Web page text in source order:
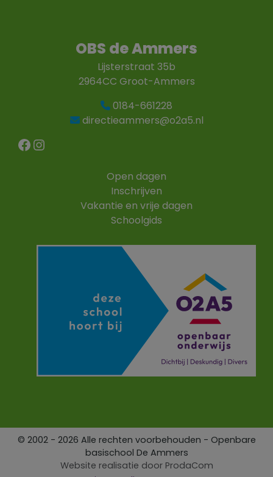
OBS de Ammers
Lijsterstraat 35b
2964CC Groot-Ammers
0184-661228
directieammers@o2a5.nl
Facebook Instagram
Open dagen
Inschrijven
Vakantie en vrije dagen
Schoolgids
© 2002 - 2026 Alle rechten voorbehouden - Openbare
basischool De Ammers
Website realisatie door ProdaCom